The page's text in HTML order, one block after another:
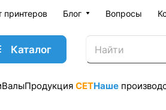
принтеров Блог Вопросы
Каталог
ВалыПродукция CETНаше